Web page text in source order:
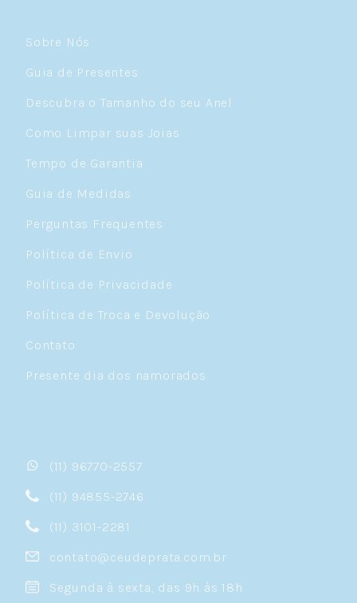
Sobre Nós
Guia de Presentes
Descubra o Tamanho do seu Anel
Como Limpar suas Joias
Tempo de Garantia
Guia de Medidas
Perguntas Frequentes
Política de Envio
Política de Privacidade
Política de Troca e Devolução
Contato
Presente dia dos namorados
(11) 96770-2557
(11) 94855-2746
(11) 3101-2281
contato@ceudeprata.com.br
Segunda à sexta, das 9h às 18h